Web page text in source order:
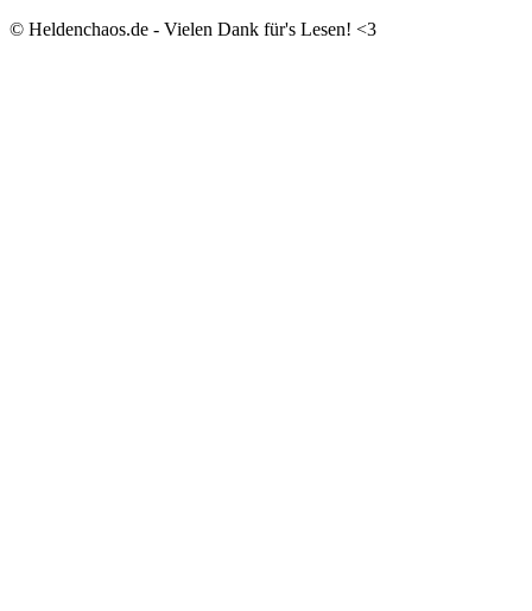
© Heldenchaos.de - Vielen Dank für's Lesen! <3